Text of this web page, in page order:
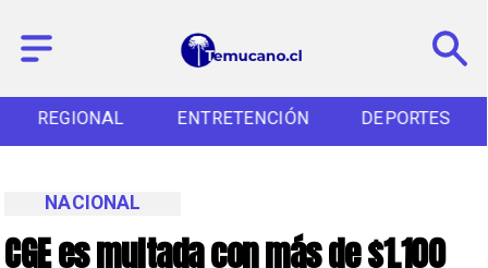
REGIONAL ENTRETENCIÓN DEPORTES
CGE es multada con más de $1.100
NACIONAL